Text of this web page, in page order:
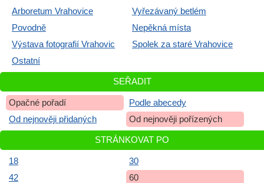
Arboretum Vrahovice
Vyřezávaný betlém
Povodně
Nepěkná místa
Výstava fotografií Vrahovic
Spolek za staré Vrahovice
Ostatní
SEŘADIT
Opačné pořadí
Podle abecedy
Od nejnověji přidaných
Od nejnověji pořízených
STRÁNKOVAT PO
18
30
42
60